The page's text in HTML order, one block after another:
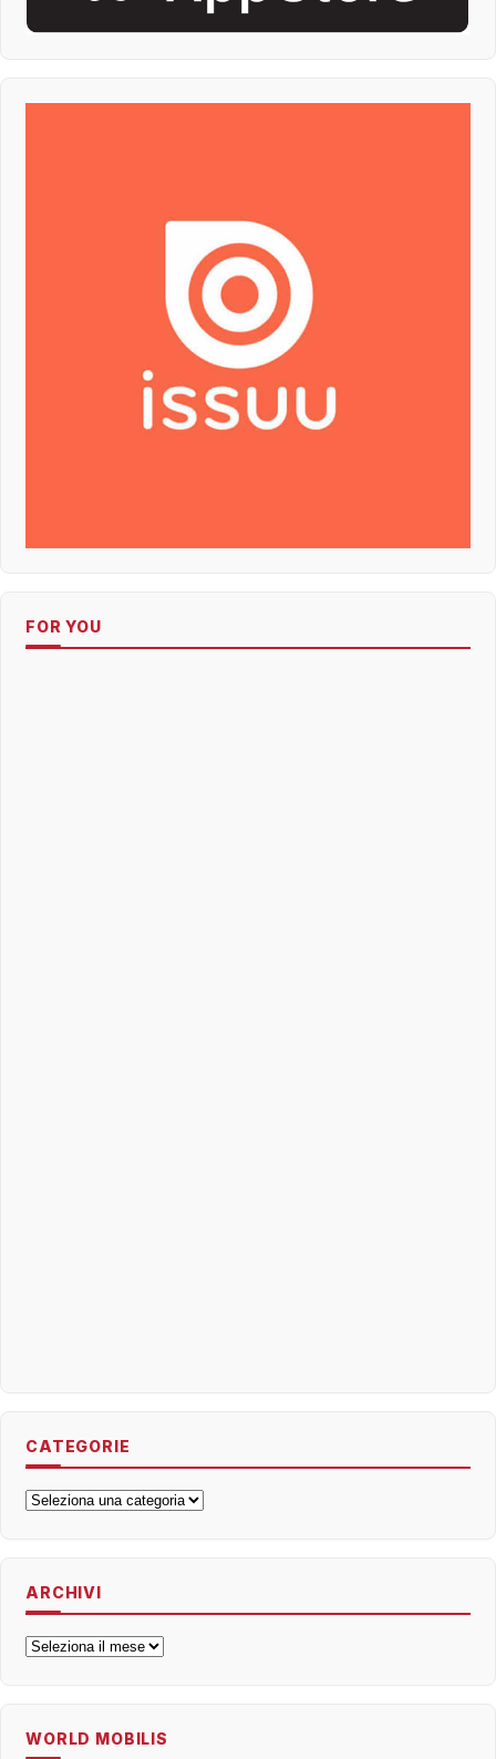
FOR YOU
CATEGORIE
Categorie
ARCHIVI
Archivi
WORLD MOBILIS